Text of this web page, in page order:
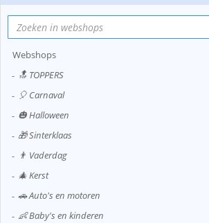
Webshops
🔝 TOPPERS
🎈 Carnaval
🎃 Halloween
🎁 Sinterklaas
👨 Vaderdag
🎄 Kerst
🚗 Auto's en motoren
👶 Baby's en kinderen